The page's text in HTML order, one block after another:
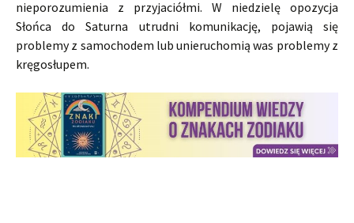
nieporozumienia z przyjaciółmi. W niedzielę opozycja
Słońca do Saturna utrudni komunikację, pojawią się
problemy z samochodem lub unieruchomią was problemy z
kręgosłupem.